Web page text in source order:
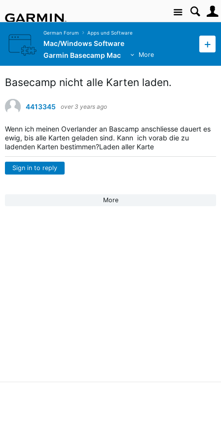
Site
German Forum Apps und Software
Mac/Windows Software
Garmin Basecamp Mac
More
Basecamp nicht alle Karten laden.
4413345 over 3 years ago
Wenn ich meinen Overlander an Bascamp anschliesse dauert es
ewig, bis alle Karten geladen sind. Kann ich vorab die zu
ladenden Karten bestimmen?Laden aller Karte
Sign in to reply
More